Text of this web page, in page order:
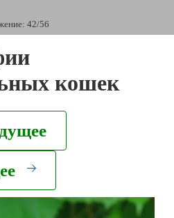
42/56
кошек